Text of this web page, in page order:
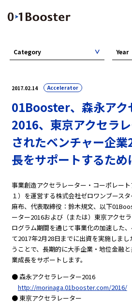
2017.02.14 Accelerator
01Booster、森永アク
2016、東京アクセラ
されたベンチャー企
長をサポートするため
事業創造アクセラレーター・コーポレー
１）を運営する株式会社ゼロワンブース
麻布、代表取締役：鈴木規文、以下
ーター2016および（または）東京アクセ
ログラム期間を通じて事業化の加速した
て2017年2月28日までに出資を実施しま
うことで、長期的に大手企業・地位金融
業成長をサポートします。
● 森永アクセラレーター2016
http://morinaga.01booster.com/2016/
● 東京アクセラレーター
Category Year